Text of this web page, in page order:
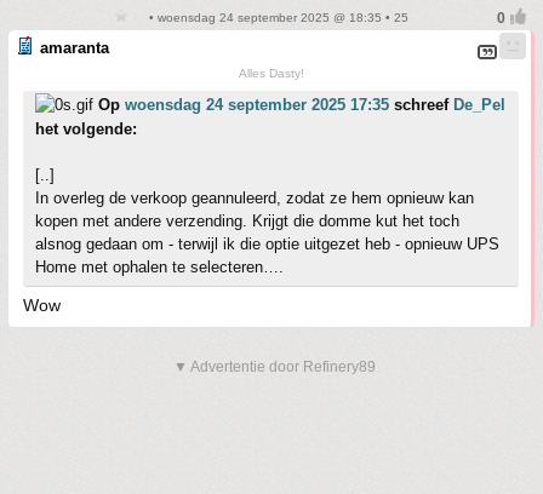
• woensdag 24 september 2025 @ 18:35 • 25
amaranta
Alles Dasty!
Op woensdag 24 september 2025 17:35 schreef De_Pel
het volgende:
[..]
In overleg de verkoop geannuleerd, zodat ze hem opnieuw kan
kopen met andere verzending. Krijgt die domme kut het toch
alsnog gedaan om - terwijl ik die optie uitgezet heb - opnieuw UPS
Home met ophalen te selecteren….
Wow
▼ Advertentie door Refinery89